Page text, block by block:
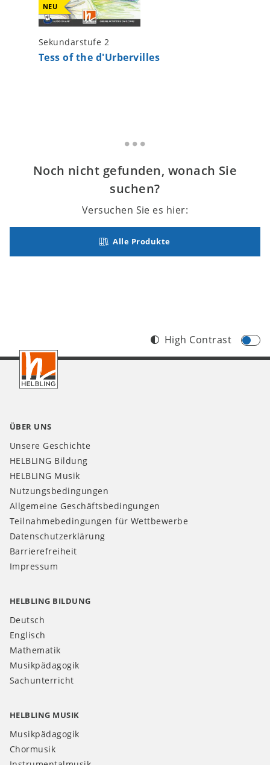
NEU
Sekundarstufe 2
Tess of the d'Urbervilles
Noch nicht gefunden, wonach Sie
suchen?
Versuchen Sie es hier:
Alle Produkte
Footer
AT
High Contrast
ÜBER UNS
Unsere Geschichte
HELBLING Bildung
HELBLING Musik
Nutzungsbedingungen
Allgemeine Geschäftsbedingungen
Teilnahmebedingungen für Wettbewerbe
Datenschutzerklärung
Barrierefreiheit
Impressum
HELBLING BILDUNG
Deutsch
Englisch
Mathematik
Musikpädagogik
Sachunterricht
HELBLING MUSIK
Musikpädagogik
Chormusik